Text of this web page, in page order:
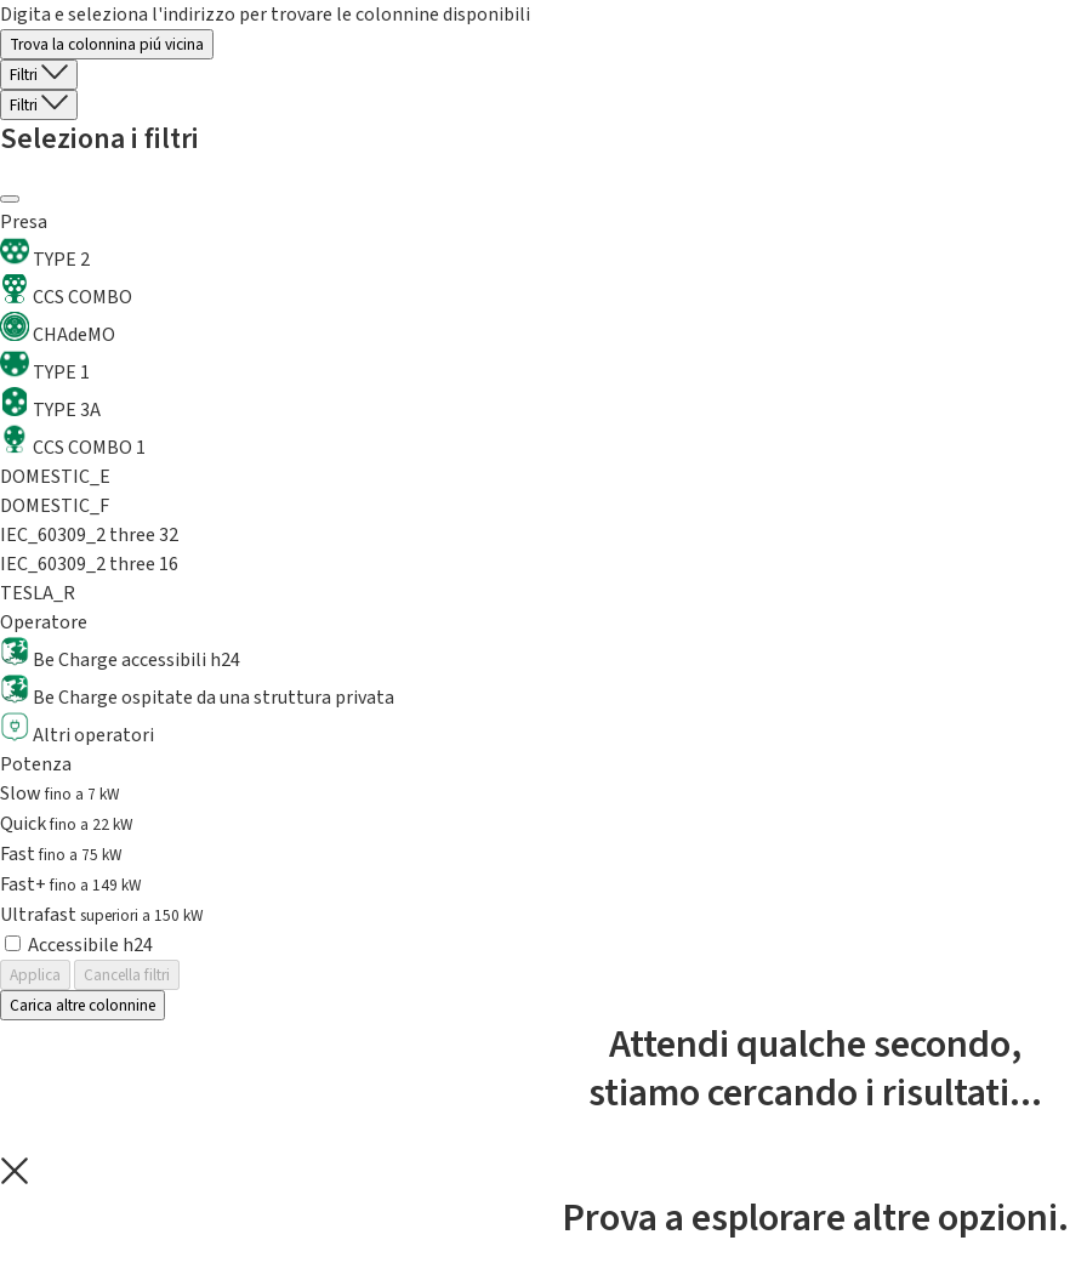
Digita e seleziona l'indirizzo per trovare le colonnine disponibili
Trova la colonnina piú vicina
Filtri
Filtri
Seleziona i filtri
Presa
TYPE 2
CCS COMBO
CHAdeMO
TYPE 1
TYPE 3A
CCS COMBO 1
DOMESTIC_E
DOMESTIC_F
IEC_60309_2 three 32
IEC_60309_2 three 16
TESLA_R
Operatore
Be Charge accessibili h24
Be Charge ospitate da una struttura privata
Altri operatori
Potenza
Slowfino a 7 kW
Quickfino a 22 kW
Fastfino a 75 kW
Fast+fino a 149 kW
Ultrafast superiori a 150 kW
Accessibile h24
Applica
Cancella filtri
Carica altre colonnine
Attendi qualche secondo,
stiamo cercando i risultati...
Prova a esplorare altre opzioni.